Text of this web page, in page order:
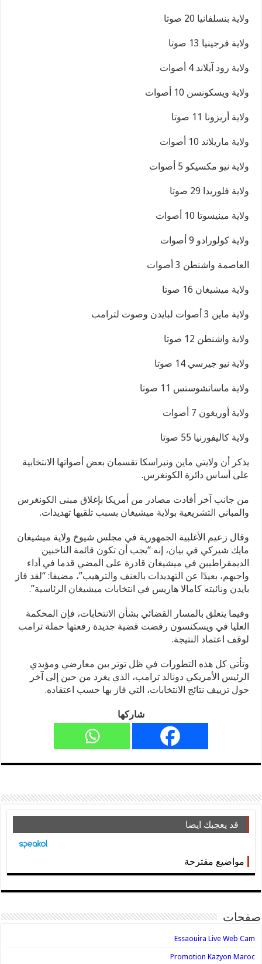
ولاية بنسلفانيا 20 صوتا
ولاية فرجينيا 13 صوتا
ولاية رود آيلاند 4 أصوات
ولاية ويسكونسن 10 أصوات
ولاية أريزونا 11 صوتا
ولاية ماريلاند 10 أصوات
ولاية نيو مكسيكو 5 أصوات
ولاية فلوريدا 29 صوتا
ولاية مينيسوتا 10 أصوات
ولاية كولورادو 9 أصوات
العاصمة واشنطن 3 أصوات
ولاية ميشيغان 16 صوتا
ولاية ماين 3 أصوات لبايدن وصوت لترامب
ولاية واشنطن 12 صوتا
ولاية نيو جيرسي 14 صوتا
ولاية ماساتشوستس 11 صوتا
ولاية أوريغون 7 أصوات
ولاية كاليفورنيا 55 صوتا
يذكر أن ولايتي ماين ونبراسكا تقسمان بعض أصواتها الانتخابية
على أساس دائرة الكونغرس.
من جانب آخر أفادت مصادر من أمريكا بإغلاق مبنى الكونغرس
والمباني التشريعية بولاية ميشيغان بسبب تلقيها تهديدات.
وقال زعيم الأغلبية الجمهورية في مجلس شيوخ ولاية ميشيغان
مايك شيركي في بيان، إنه “يجب أن تكون قائمة الناخبين
الديمقراطيين في ميشيغان قادرة على المضي قدما في أداء
واجبهم، بعيدًا عن التهديدات بالعنف والترهيب”، مضيفا: “لقد فاز
بايدن ونائبته كامالا هاريس في انتخابات ميشيغان الرئاسية”.
وفيما يتعلق بالمسار القضائي بشأن الانتخابات، فإن المحكمة
العليا في ويسكنسون رفضت قضية جديدة رفعتها حملة ترامب
لوقف اعتماد النتيجة.
وتأتي كل هذه التطورات في ظل توتر بين معارضي ومؤيدي
الرئيس الأمريكي دونالد ترامب، الذي يغرد من حين إلى آخر
حول تزييف نتائج الانتخابات، التي فاز بها حسب اعتقاده.
شاركها
قد يعجبك ايضا
مواضيع مقترحة
صفحات
Essaouira Live Web Cam
Promotion Kazyon Maroc